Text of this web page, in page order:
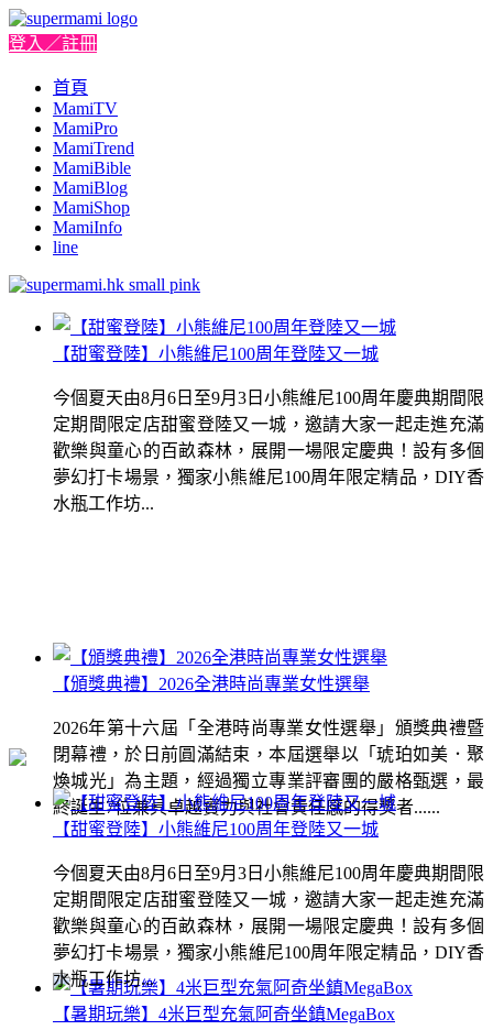
登入／註冊
首頁
MamiTV
MamiPro
MamiTrend
MamiBible
MamiBlog
MamiShop
MamiInfo
line
【甜蜜登陸】小熊維尼100周年登陸又一城
今個夏天由8月6日至9月3日小熊維尼100周年慶典期間限
定期間限定店甜蜜登陸又一城，邀請大家一起走進充滿
歡樂與童心的百畝森林，展開一場限定慶典！設有多個
夢幻打卡場景，獨家小熊維尼100周年限定精品，DIY香
水瓶工作坊...
【頒獎典禮】2026全港時尚專業女性選舉
2026年第十六屆「全港時尚專業女性選舉」頒獎典禮暨
閉幕禮，於日前圓滿結束，本屆選舉以「琥珀如美．聚
煥城光」為主題，經過獨立專業評審團的嚴格甄選，最
終誕生7位兼具卓越實力與社會責任感的得獎者......
【暑期玩樂】4米巨型充氣阿奇坐鎮MegaBox
【甜蜜登陸】小熊維尼100周年登陸又一城
今個夏天由8月6日至9月3日小熊維尼100周年慶典期間限
定期間限定店甜蜜登陸又一城，邀請大家一起走進充滿
歡樂與童心的百畝森林，展開一場限定慶典！設有多個
夢幻打卡場景，獨家小熊維尼100周年限定精品，DIY香
水瓶工作坊...